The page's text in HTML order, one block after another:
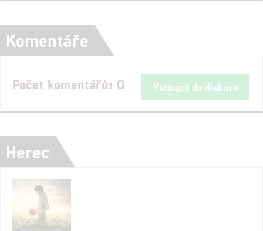
Komentáře
Počet komentářů: 0 Vstoupit do diskuze
Herec